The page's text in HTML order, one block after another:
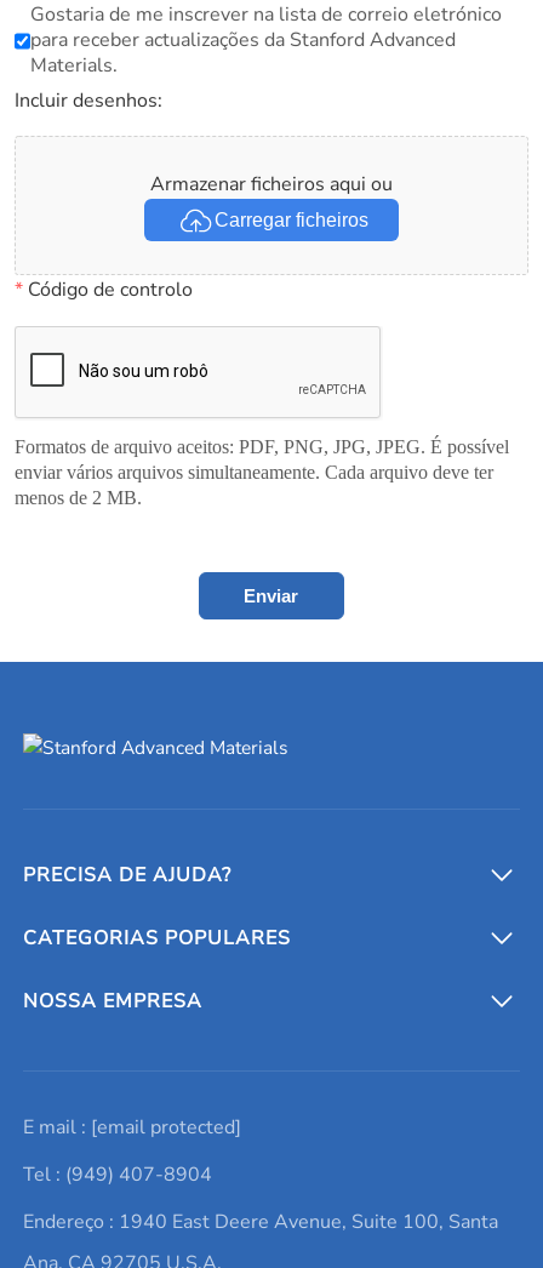
Gostaria de me inscrever na lista de correio eletrónico
para receber actualizações da Stanford Advanced
Materials.
Incluir desenhos:
Armazenar ficheiros aqui ou
Carregar ficheiros
*Código de controlo
Formatos de arquivo aceitos: PDF, PNG, JPG, JPEG. É possível
enviar vários arquivos simultaneamente. Cada arquivo deve ter
menos de 2 MB.
Enviar
PRECISA DE AJUDA?
Conversores e calculadoras
Entre em contato conosco
Lista de consultas
Termos e Condições
Política de Privacidade
CATEGORIAS POPULARES
Metais refratários
Elementos de terras raras
Alvos de pulverização catódica
Ácido hialurônico
NOSSA EMPRESA
Promoções atuais
Notícias e blogs
Estudos de caso
E mail : [email protected]
Tel : (949) 407-8904
Endereço : 1940 East Deere Avenue, Suite 100, Santa
Ana, CA 92705 U.S.A.